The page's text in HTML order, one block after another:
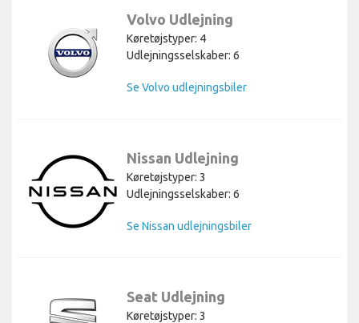
Volvo Udlejning
Køretøjstyper: 4
Udlejningsselskaber: 6
Se Volvo udlejningsbiler
Nissan Udlejning
Køretøjstyper: 3
Udlejningsselskaber: 6
Se Nissan udlejningsbiler
Seat Udlejning
Køretøjstyper: 3